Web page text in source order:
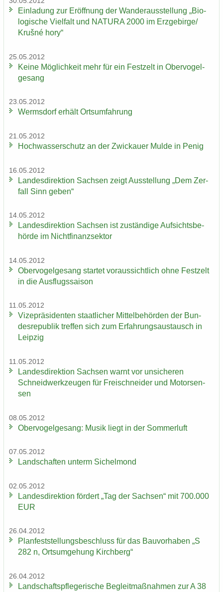
Ein­la­dung zur Er­öff­nung der Wan­der­aus­stel­lung „Bio­
lo­gi­sche Viel­falt und NA­TU­RA 2000 im Erz­ge­bir­ge/
Krušné hory“
25.05.2012
Keine Mög­lich­keit mehr für ein Fest­zelt in Ober­vo­gel­
ge­sang
23.05.2012
Werms­dorf er­hält Orts­um­fah­rung
21.05.2012
Hoch­was­ser­schutz an der Zwi­ckau­er Mulde in Penig
16.05.2012
Lan­des­di­rek­ti­on Sach­sen zeigt Aus­stel­lung „Dem Zer­
fall Sinn geben“
14.05.2012
Lan­des­di­rek­ti­on Sach­sen ist zu­stän­di­ge Auf­sichts­be­
hör­de im Nicht­fi­nanz­sek­tor
14.05.2012
Ober­vo­gel­ge­sang star­tet vor­aus­sicht­lich ohne Fest­zelt
in die Aus­flugs­sai­son
11.05.2012
Vi­ze­prä­si­den­ten staat­li­cher Mit­tel­be­hör­den der Bun­
des­re­pu­blik tref­fen sich zum Er­fah­rungs­aus­tausch in
Leip­zig
11.05.2012
Lan­des­di­rek­ti­on Sach­sen warnt vor un­si­che­ren
Schneid­werk­zeu­gen für Frei­schnei­der und Mo­tor­sen­
sen
08.05.2012
Ober­vo­gel­ge­sang: Musik liegt in der Som­mer­luft
07.05.2012
Land­schaf­ten un­term Si­chel­mond
02.05.2012
Lan­des­di­rek­ti­on för­dert „Tag der Sach­sen“ mit 700.000
EUR
26.04.2012
Plan­fest­stel­lungs­be­schluss für das Bau­vor­ha­ben „S
282 n, Orts­um­ge­hung Kirch­berg“
26.04.2012
Land­schafts­pfle­ge­ri­sche Be­gleit­maß­nah­men zur A 38